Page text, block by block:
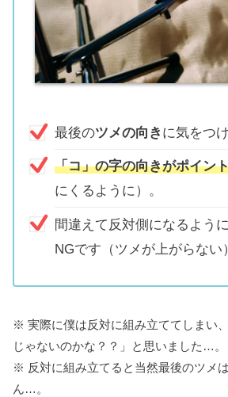
最後のツメの向き に気をつ
「コ」の字の向きがポイン
にくるように）。
間違えて反対側になるよう
NGです（ツメが上がらない
※ 実際に僕は反対に組み立ててしまい
じゃないのかな？？」と思いました…。
※ 反対に組み立てると当然最後のツメ
ん…。